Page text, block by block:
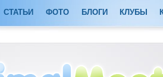
СТАТЬИ ФОТО БЛОГИ КЛУБЫ